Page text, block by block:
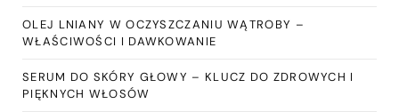
OLEJ LNIANY W OCZYSZCZANIU WĄTROBY –
WŁAŚCIWOŚCI I DAWKOWANIE
SERUM DO SKÓRY GŁOWY – KLUCZ DO ZDROWYCH I
PIĘKNYCH WŁOSÓW